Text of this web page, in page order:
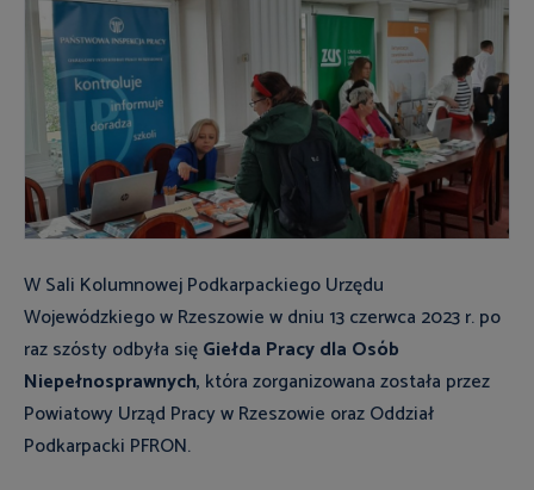
W Sali Kolumnowej Podkarpackiego Urzędu
Wojewódzkiego w Rzeszowie w dniu 13 czerwca 2023 r. po
raz szósty odbyła sięGiełda Pracy dla Osób
Niepełnosprawnych, która zorganizowana została przez
Powiatowy Urząd Pracy w Rzeszowie oraz Oddział
Podkarpacki PFRON.